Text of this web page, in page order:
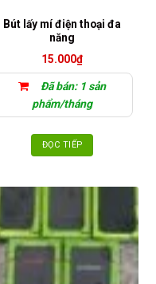
Bút lấy mí điện thoại đa
năng
15.000₫
Đã bán: 1 sản
phẩm/tháng
ĐỌC TIẾP